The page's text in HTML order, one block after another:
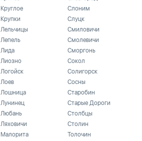
Круглое
Крупки
Лельчицы
Лепель
Лида
Лиозно
Логойск
Лоев
Лошница
Лунинец
Любань
Ляховичи
Малорита
Слоним
Слуцк
Смиловичи
Смолевичи
Сморгонь
Сокол
Солигорск
Сосны
Старобин
Старые Дороги
Столбцы
Столин
Толочин